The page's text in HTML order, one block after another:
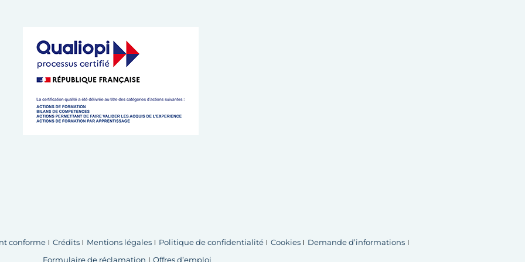
cookies
l’Artisanat de Bretagne
conforme Crédits Mentions légales Politique de confidentialité Cookies
Demande d’informations
Formulaire de réclamation
Offres d’emploi